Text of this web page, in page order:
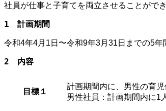
社員が仕事と子育てを両立させることがで
1　計画期間
令和4年4月1日〜令和9年3月31日までの5年
2　内容
目標１
計画期間内に、男性の育
男性社員：計画期間内に1